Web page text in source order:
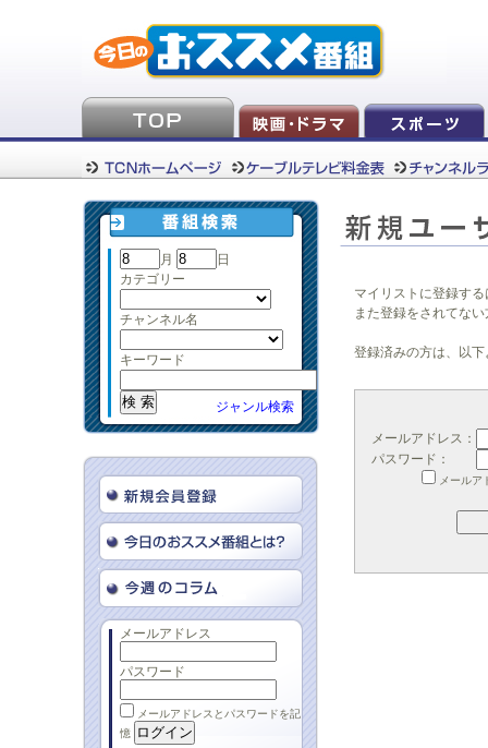
月
日
カテゴリー
チャンネル名
キーワード
ジャンル検索
メールアドレス
パスワード
メールアドレスとパスワードを記
憶
マイリストに登録す
また登録をされてな
登録済みの方は、以
メールアドレス：
パスワード：
メールア